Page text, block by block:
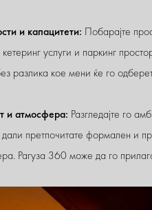
и капацитети: Побарајте
услуги и паркинг
разлика кое мени ќе го
и атмосфера: Разгледајте го
дали претпочитате формален и
Рагуза 360 може да го